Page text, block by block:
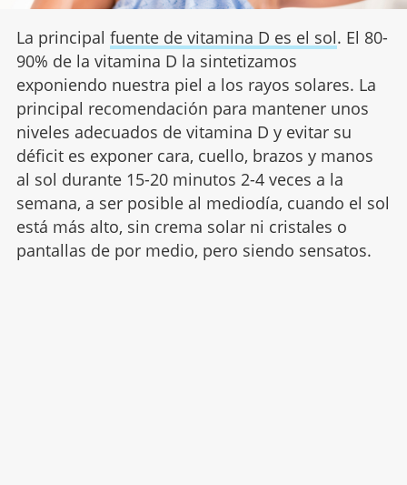
La principal fuente de vitamina D es el sol. El 80-
90% de la vitamina D la sintetizamos
exponiendo nuestra piel a los rayos solares. La
principal recomendación para mantener unos
niveles adecuados de vitamina D y evitar su
déficit es exponer cara, cuello, brazos y manos
al sol durante 15-20 minutos 2-4 veces a la
semana, a ser posible al mediodía, cuando el sol
está más alto, sin crema solar ni cristales o
pantallas de por medio, pero siendo sensatos.